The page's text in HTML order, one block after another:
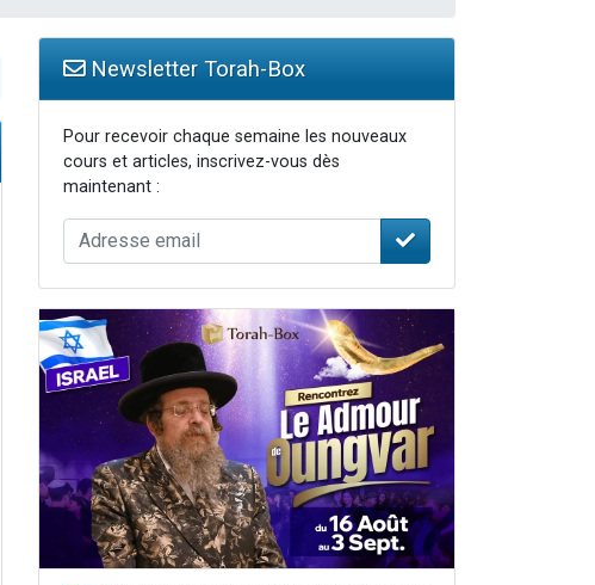
Newsletter Torah-Box
Pour recevoir chaque semaine les nouveaux
cours et articles, inscrivez-vous dès
maintenant :